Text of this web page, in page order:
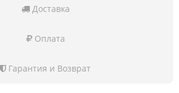
Доставка
Оплата
Гарантия и Возврат